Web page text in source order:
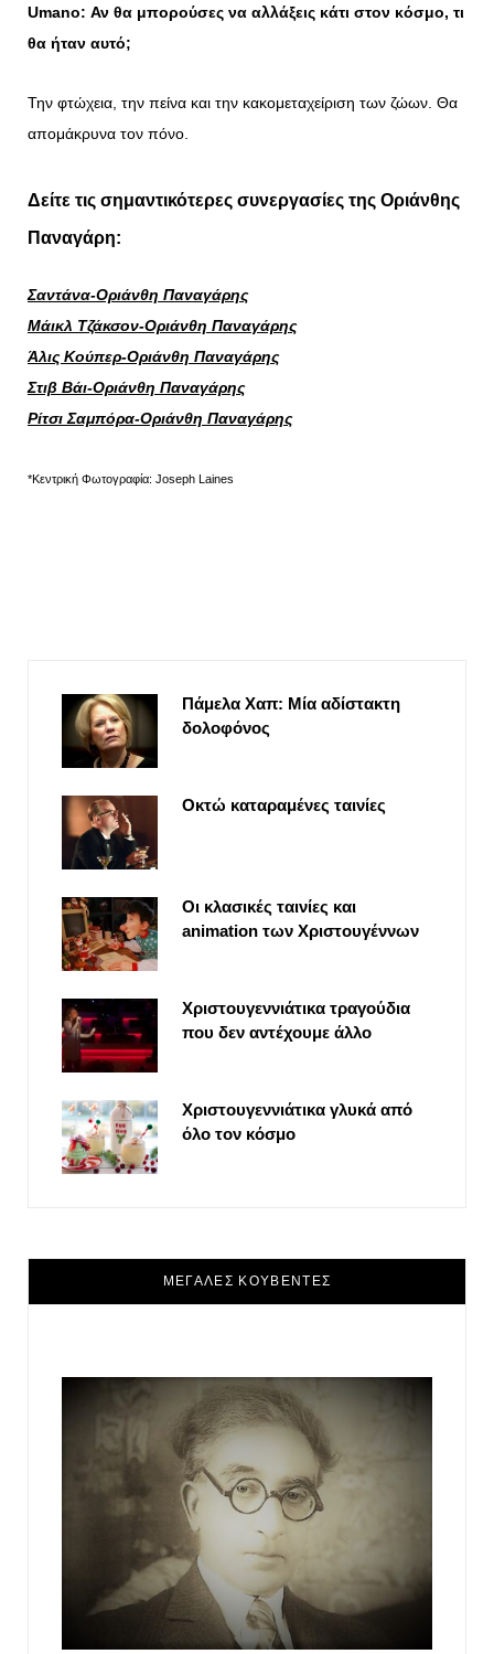
Umano: Αν θα μπορούσες να αλλάξεις κάτι στον κόσμο, τι
θα ήταν αυτό;
Την φτώχεια, την πείνα και την κακομεταχείριση των ζώων. Θα
απομάκρυνα τον πόνο.
Δείτε τις σημαντικότερες συνεργασίες της Οριάνθης
Παναγάρη:
Σαντάνα-Οριάνθη Παναγάρης
Μάικλ Τζάκσον-Οριάνθη Παναγάρης
Άλις Κούπερ-Οριάνθη Παναγάρης
Στιβ Βάι-Οριάνθη Παναγάρης
Ρίτσι Σαμπόρα-Οριάνθη Παναγάρης
*Κεντρική Φωτογραφία: Joseph Laines
Πάμελα Χαπ: Μία αδίστακτη
δολοφόνος
Οκτώ καταραμένες ταινίες
Οι κλασικές ταινίες και
animation των Χριστουγέννων
Χριστουγεννιάτικα τραγούδια
που δεν αντέχουμε άλλο
Χριστουγεννιάτικα γλυκά από
όλο τον κόσμο
ΜΕΓΑΛΕΣ ΚΟΥΒΕΝΤΕΣ